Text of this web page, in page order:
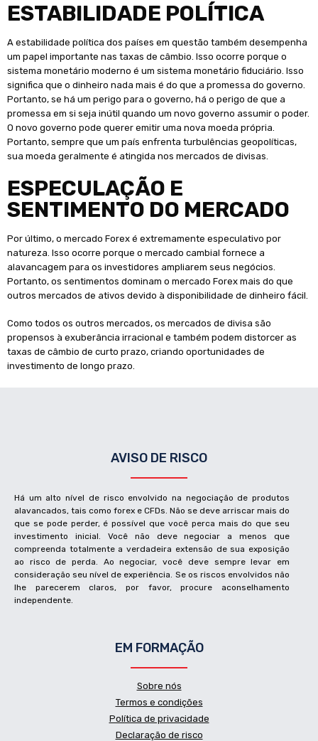
ESTABILIDADE POLÍTICA
A estabilidade política dos países em questão também desempenha
um papel importante nas taxas de câmbio. Isso ocorre porque o
sistema monetário moderno é um sistema monetário fiduciário. Isso
significa que o dinheiro nada mais é do que a promessa do governo.
Portanto, se há um perigo para o governo, há o perigo de que a
promessa em si seja inútil quando um novo governo assumir o poder.
O novo governo pode querer emitir uma nova moeda própria.
Portanto, sempre que um país enfrenta turbulências geopolíticas,
sua moeda geralmente é atingida nos mercados de divisas.
ESPECULAÇÃO E
SENTIMENTO DO MERCADO
Por último, o mercado Forex é extremamente especulativo por
natureza. Isso ocorre porque o mercado cambial fornece a
alavancagem para os investidores ampliarem seus negócios.
Portanto, os sentimentos dominam o mercado Forex mais do que
outros mercados de ativos devido à disponibilidade de dinheiro fácil.
Como todos os outros mercados, os mercados de divisa são
propensos à exuberância irracional e também podem distorcer as
taxas de câmbio de curto prazo, criando oportunidades de
investimento de longo prazo.
AVISO DE RISCO
Há um alto nível de risco envolvido na negociação de produtos
alavancados, tais como forex e CFDs. Não se deve arriscar mais do
que se pode perder, é possível que você perca mais do que seu
investimento inicial. Você não deve negociar a menos que
compreenda totalmente a verdadeira extensão de sua exposição
ao risco de perda. Ao negociar, você deve sempre levar em
consideração seu nível de experiência. Se os riscos envolvidos não
lhe parecerem claros, por favor, procure aconselhamento
independente.
EM FORMAÇÃO
Sobre nós
Termos e condições
Política de privacidade
Declaração de risco